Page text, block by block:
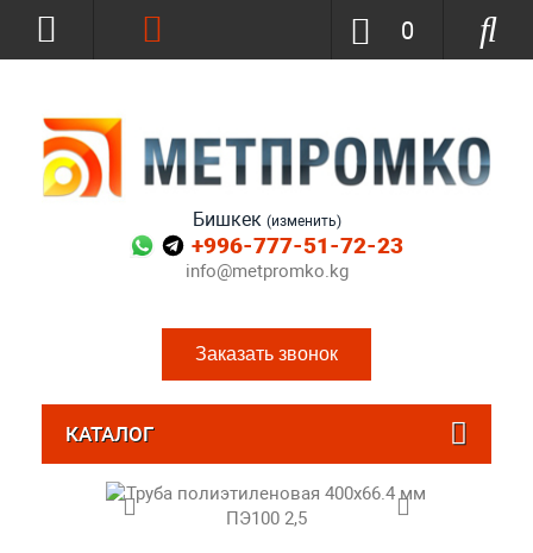
Бишкек (изменить)
+996-777-51-72-23
info@metpromko.kg
Заказать звонок
0
КАТАЛОГ